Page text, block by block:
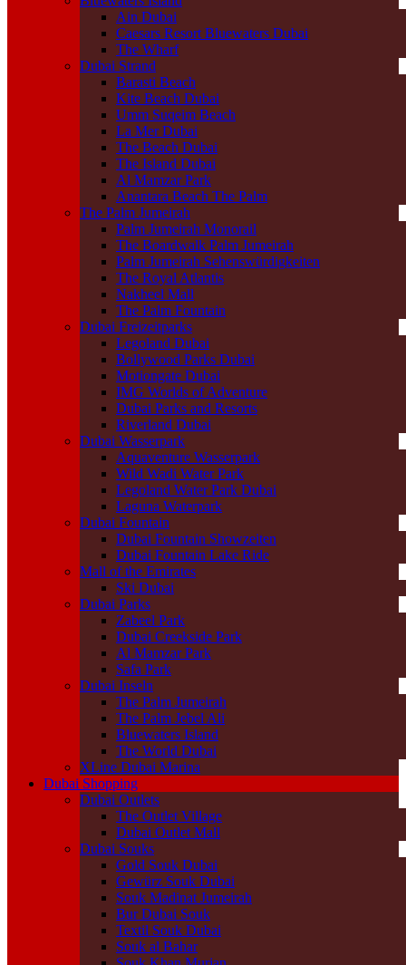
Ain Dubai
Caesars Resort Bluewaters Dubai
The Wharf
Dubai Strand
Barasti Beach
Kite Beach Dubai
Umm Suqeim Beach
La Mer Dubai
The Beach Dubai
The Island Dubai
Al Mamzar Park
Anantara Beach The Palm
The Palm Jumeirah
Palm Jumeirah Monorail
The Boardwalk Palm Jumeirah
Palm Jumeirah Sehenswürdigkeiten
The Royal Atlantis
Nakheel Mall
The Palm Fountain
Dubai Freizeitparks
Legoland Dubai
Bollywood Parks Dubai
Motiongate Dubai
IMG Worlds of Adventure
Dubai Parks and Resorts
Riverland Dubai
Dubai Wasserpark
Aquaventure Wasserpark
Wild Wadi Water Park
Legoland Water Park Dubai
Laguna Waterpark
Dubai Fountain
Dubai Fountain Showzeiten
Dubai Fountain Lake Ride
Mall of the Emirates
Ski Dubai
Dubai Parks
Zabeel Park
Dubai Creekside Park
Al Mamzar Park
Safa Park
Dubai Inseln
The Palm Jumeirah
The Palm Jebel Ali
Bluewaters Island
The World Dubai
XLine Dubai Marina
Dubai Shopping
Dubai Outlets
The Outlet Village
Dubai Outlet Mall
Dubai Souks
Gold Souk Dubai
Gewürz Souk Dubai
Souk Madinat Jumeirah
Bur Dubai Souk
Textil Souk Dubai
Souk al Bahar